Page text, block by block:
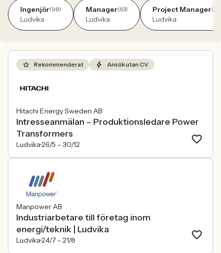
Ingenjör(98)
Ludvika
Manager(63)
Ludvika
Project Manager
Ludvika
Rekommenderat Ansök utan CV
Hitachi Energy Sweden AB
Intresseanmälan – Produktionsledare Power
Transformers
Ludvika26/5 – 30/12
Manpower AB
Industriarbetare till företag inom
energi/teknik | Ludvika
Ludvika24/7 – 21/8